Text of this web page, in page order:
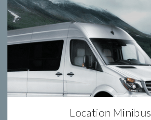
Location Minibus